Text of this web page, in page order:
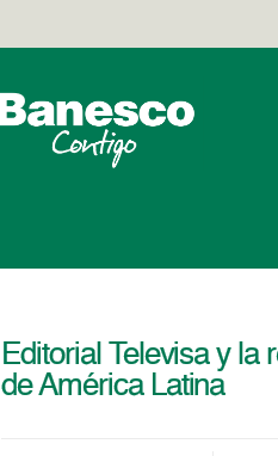
Editorial Televisa y la
de América Latina